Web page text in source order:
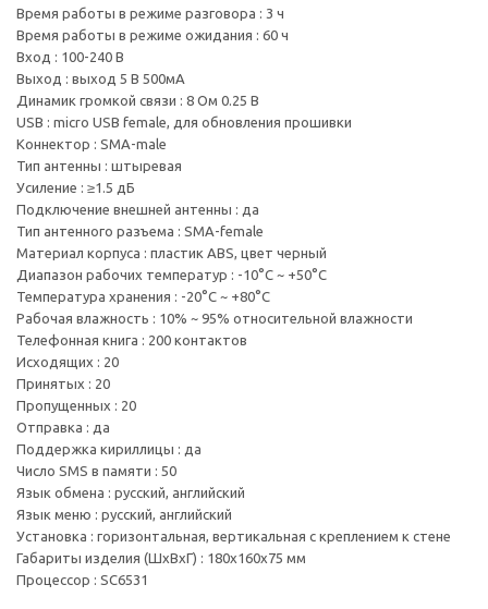
Время работы в режиме разговора : 3 ч
Время работы в режиме ожидания : 60 ч
Вход : 100­-240 В
Выход : выход 5 В 500мА
Динамик громкой связи : 8 Ом 0.25 В
USB : micro USB female, для обновления прошивки
Коннектор : SMA­-male
Тип антенны : штыревая
Усиление : ≥1.5 дБ
Подключение внешней антенны : да
Тип антенного разъема : SMA­-female
Материал корпуса : пластик ABS, цвет черный
Диапазон рабочих температур : -10°C ~ +50°C
Температура хранения : -20°C ~ +80°C
Рабочая влажность : 10% ~ 95% относительной влажности
Телефонная книга : 200 контактов
Исходящих : 20
Принятых : 20
Пропущенных : 20
Отправка : да
Поддержка кириллицы : да
Число SMS в памяти : 50
Язык обмена : русский, английский
Язык меню : русский, английский
Установка : горизонтальная, вертикальная с креплением к стене
Габариты изделия (ШхВхГ) : 180x160x75 мм
Процессор : SC6531